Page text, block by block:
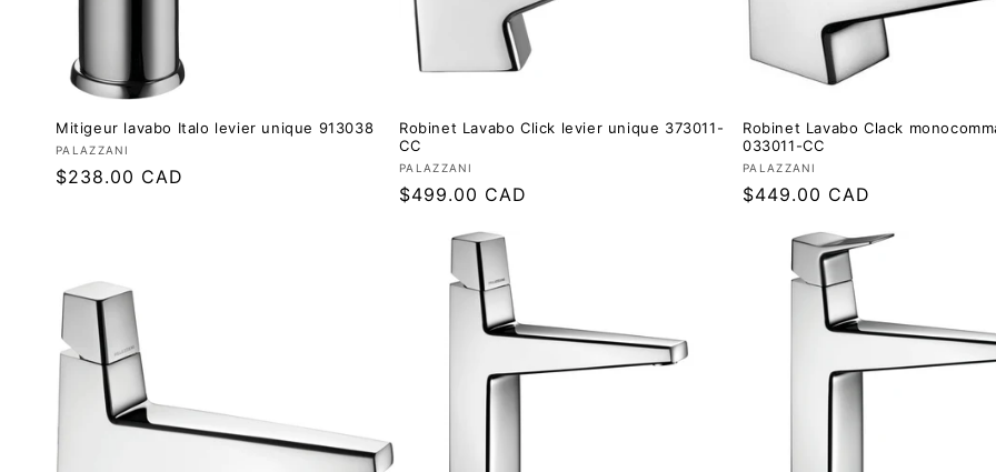
Mitigeur lavabo Italo levier unique 913038
Fournisseur :
PALAZZANI
Prix
$238.00 CAD
Robinet Lavabo Click levier unique 373011-
CC
Fournisseur :
PALAZZANI
Prix
$499.00 CAD
Robinet Lavabo Clack
033011-CC
Fournisseur :
PALAZZANI
Prix
$449.00 CAD